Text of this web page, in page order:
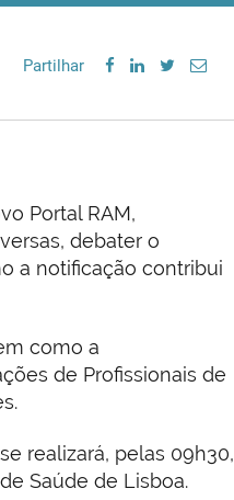
Partilhar
Portal RAM,
debater o
a notificação contribui
como a
de Profissionais de
realizará, pelas 09h30,
Saúde de Lisboa.